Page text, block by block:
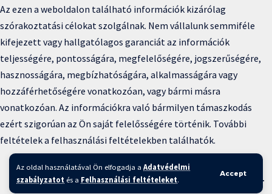
Az oldal használatával Ön elfogadja a Adatvédelmi
szabályzatot és a Felhasználási feltételeket.
Accept
Az ezen a weboldalon található információk kizárólag
szórakoztatási célokat szolgálnak. Nem vállalunk semmiféle
kifejezett vagy hallgatólagos garanciát az információk
teljességére, pontosságára, megfelelőségére, jogszerűségére,
hasznosságára, megbízhatóságára, alkalmasságára vagy
hozzáférhetőségére vonatkozóan, vagy bármi másra
vonatkozóan. Az információkra való bármilyen támaszkodás
ezért szigorúan az Ön saját felelősségére történik. További
feltételek a felhasználási feltételekben találhatók.
Copyright © 2025 BFKH.hu
Felhasználási feltételek –Adatvédelmi irányelvek – Kapcsolat –